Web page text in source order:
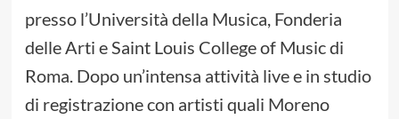
presso l’Università della Musica, Fonderia
delle Arti e Saint Louis College of Music di
Roma. Dopo un’intensa attività live e in studio
di registrazione con artisti quali Moreno